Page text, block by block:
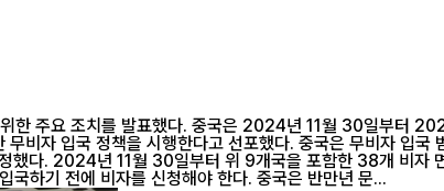
한 주요 조치를 발표했다. 중국은 2024년 11월 30일부터
자 입국 범위 확대 발표와 동시에 무비자 입국 대상에 경유 방
다. 2024년 11월 30일부터 위 9개국을 포함한 38개 비자
친구 방문, 또는 경유 시 비자 없이 중국에 입국할 수 있다. 비자 면제 대상에 해당하지 않는 경우에는 입국하기 전에 비자를 신청해야 한다. 중국은 반만년 문...